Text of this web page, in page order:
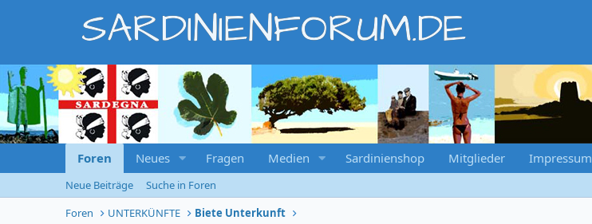
SARDINIENFORUM.DE
Foren Neues Fragen Medien Sardinienshop Mitglieder Impressum
Neue Beiträge
Suche in Foren
Foren
UNTERKÜNFTE Biete Unterkunft